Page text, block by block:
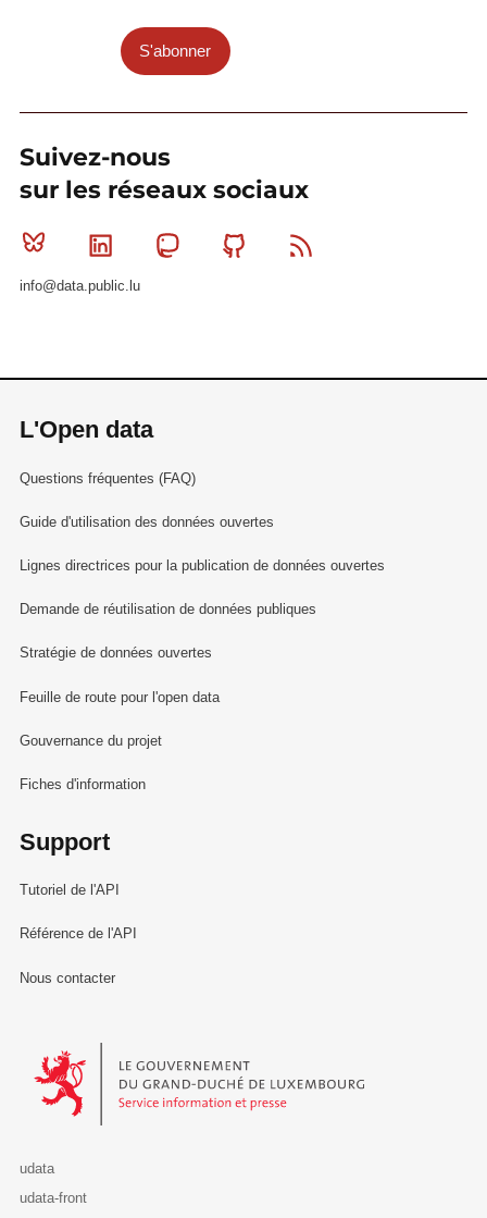
S'abonner
Suivez-nous
sur les réseaux sociaux
Bluesky Linkedin MastodonGithub
info@data.public.lu
L'Open data
Questions fréquentes (FAQ)
Guide d'utilisation des données ouvertes
Lignes directrices pour la publication de données ouvertes
Demande de réutilisation de données publiques
Stratégie de données ouvertes
Feuille de route pour l'open data
Gouvernance du projet
Fiches d'information
Support
Tutoriel de l'API
Référence de l'API
Nous contacter
Le Gouvernement du Grand-Duché de Luxembourg - Service
udata
udata-front